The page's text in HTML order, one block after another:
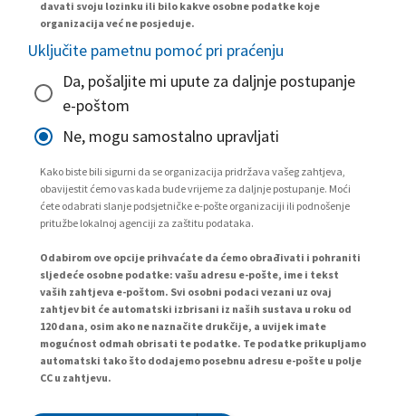
davati svoju lozinku ili bilo kakve osobne podatke koje
organizacija već ne posjeduje.
Uključite pametnu pomoć pri praćenju
Da, pošaljite mi upute za daljnje postupanje
e-poštom
Ne, mogu samostalno upravljati
Kako biste bili sigurni da se organizacija pridržava vašeg zahtjeva,
obavijestit ćemo vas kada bude vrijeme za daljnje postupanje. Moći
ćete odabrati slanje podsjetničke e-pošte organizaciji ili podnošenje
pritužbe lokalnoj agenciji za zaštitu podataka.
Odabirom ove opcije prihvaćate da ćemo obrađivati i pohraniti
sljedeće osobne podatke: vašu adresu e-pošte, ime i tekst
vaših zahtjeva e-poštom. Svi osobni podaci vezani uz ovaj
zahtjev bit će automatski izbrisani iz naših sustava u roku od
120 dana, osim ako ne naznačite drukčije, a uvijek imate
mogućnost odmah obrisati te podatke. Te podatke prikupljamo
automatski tako što dodajemo posebnu adresu e-pošte u polje
CC u zahtjevu.